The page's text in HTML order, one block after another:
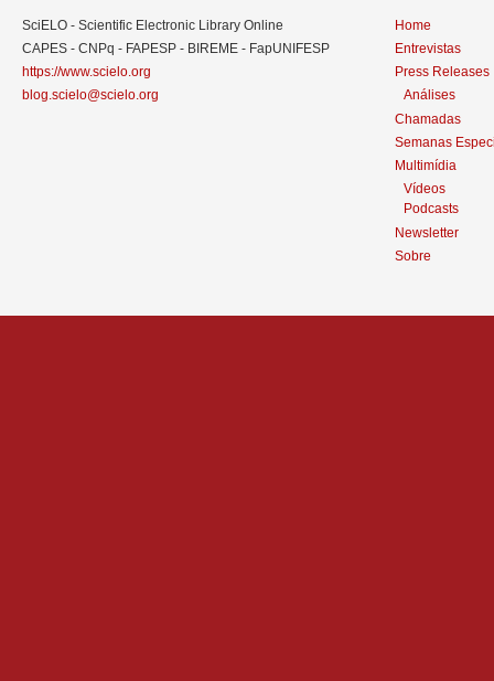
SciELO - Scientific Electronic Library Online
CAPES - CNPq - FAPESP - BIREME - FapUNIFESP
https://www.scielo.org
blog.scielo@scielo.org
Home
Entrevistas
Press Releases
Análises
Chamadas
Semanas
Multimídia
Vídeos
Podcasts
Newsletter
Sobre